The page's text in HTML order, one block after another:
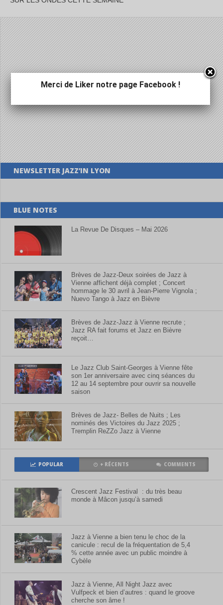
NEWSLETTER JAZZ’IN LYON
BLUE NOTES
La Revue De Disques – Mai 2026
Brèves de Jazz-Deux soirées de Jazz à
Vienne affichent déjà complet ; Concert
hommage le 30 avril à Jean-Pierre Vignola ;
Nuevo Tango à Jazz en Bièvre
Brèves de Jazz-Jazz à Vienne recrute ;
Jazz RA fait forums et Jazz en Bièvre
reçoit…
Le Jazz Club Saint-Georges à Vienne fête
son 1er anniversaire avec cinq séances du
12 au 14 septembre pour ouvrir sa nouvelle
saison
Brèves de Jazz- Belles de Nuits ; Les
nominés des Victoires du Jazz 2025 ;
Tremplin ReZZo Jazz à Vienne
POPULAR + RÉCENTS COMMENTS
Crescent Jazz Festival : du très beau
monde à Mâcon jusqu’à samedi
Jazz à Vienne a bien tenu le choc de la
canicule : recul de la fréquentation de 5,4
% cette année avec un public moindre à
Cybèle
Jazz à Vienne, All Night Jazz avec
Vulfpeck et bien d’autres : quand le groove
cherche son âme !
Merci de Liker notre page Facebook !